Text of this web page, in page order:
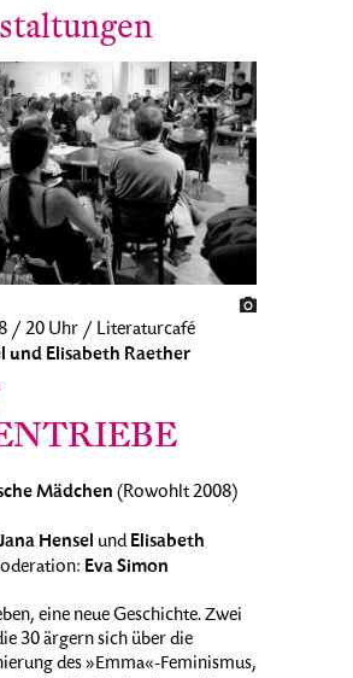
/ 20 Uhr / Literaturcafé
und Elisabeth Raether
Mädchen (Rowohlt 2008)
Hensel undElisabeth
Eva Simon
eine neue Geschichte. Zwei
30 ärgern sich über die
des »Emma«-Feminismus,